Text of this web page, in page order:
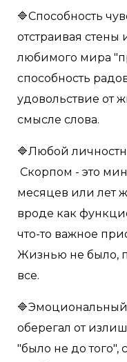
🔷Способность
отстраивая
любимого мира
способность
удовольствие от
смысле слова.
🔷Любой
Скорпом - это
месяцев или лет
вроде как
что-то важное
Жизнью не было,
все.
🔷Эмоциональный
оберегал от
"было не до того",